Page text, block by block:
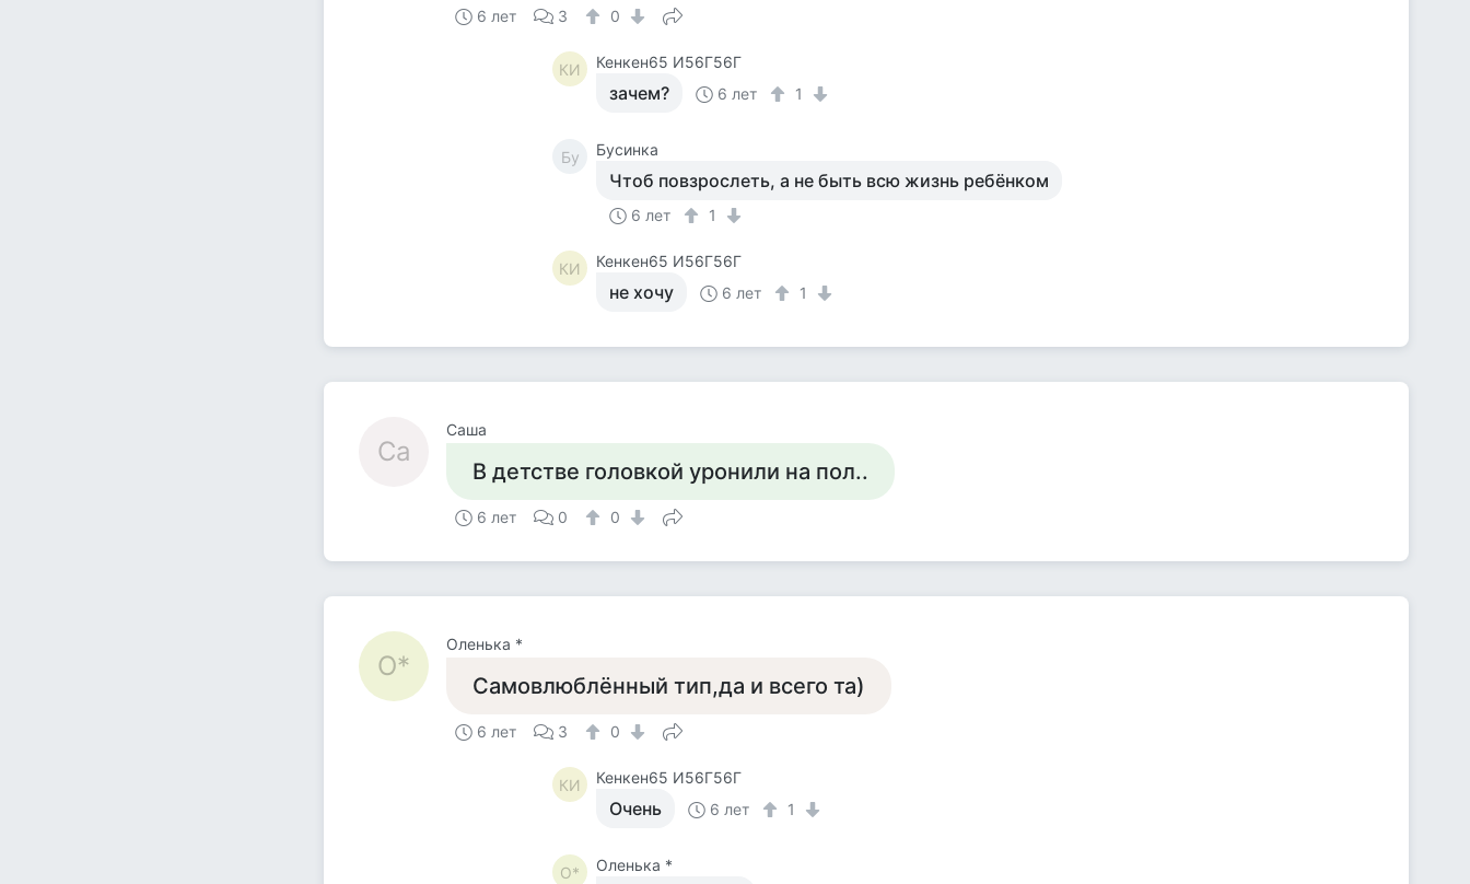
6 лет 3 0
КИ Кенкен65 И56Г56Г
зачем? 6 лет 1
Бу Бусинка
Чтоб повзрослеть, а не быть всю жизнь ребёнком
6 лет 1
КИ Кенкен65 И56Г56Г
не хочу 6 лет 1
Са
Саша
В детстве головкой уронили на пол..
6 лет 0 0
О*
Оленька *
Самовлюблённый тип,да и всего та)
6 лет 3 0
КИ Кенкен65 И56Г56Г
Очень 6 лет 1
О* Оленька *